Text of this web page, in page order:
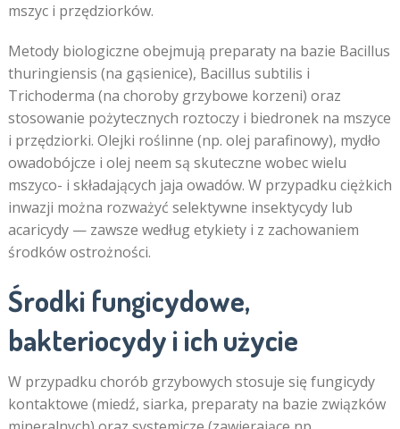
mszyc i przędziorków.
Metody biologiczne obejmują preparaty na bazie Bacillus
thuringiensis (na gąsienice), Bacillus subtilis i
Trichoderma (na choroby grzybowe korzeni) oraz
stosowanie pożytecznych roztoczy i biedronek na mszyce
i przędziorki. Olejki roślinne (np. olej parafinowy), mydło
owadobójcze i olej neem są skuteczne wobec wielu
mszyco- i składających jaja owadów. W przypadku ciężkich
inwazji można rozważyć selektywne insektycydy lub
acaricydy — zawsze według etykiety i z zachowaniem
środków ostrożności.
Środki fungicydowe,
bakteriocydy i ich użycie
W przypadku chorób grzybowych stosuje się fungicydy
kontaktowe (miedź, siarka, preparaty na bazie związków